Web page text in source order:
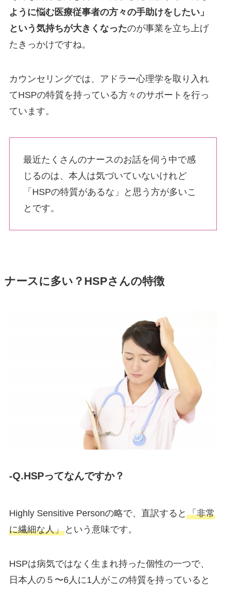
ように悩む医療従事者の方々の手助けをしたい」
という気持ちが大きくなったのが事業を立ち上げ
たきっかけですね。
カウンセリングでは、アドラー心理学を取り入れ
てHSPの特質を持っている方々のサポートを行っ
ています。
最近たくさんのナースのお話を伺う中で感
じるのは、本人は気づいていないけれど
「HSPの特質があるな」と思う方が多いこ
とです。
ナースに多い？HSPさんの特徴
-Q.HSPってなんですか？
Highly Sensitive Personの略で、直訳すると 「非常
に繊細な人」という意味です。
HSPは病気ではなく生まれ持った個性の一つで、
日本人の５〜6人に1人がこの特質を持っていると